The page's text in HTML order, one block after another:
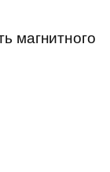
магнитного